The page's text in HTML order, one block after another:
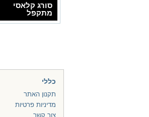
סורג קלאסי
מתקפל
כללי
תקנון האתר
מדיניות פרטיות
צור קשר